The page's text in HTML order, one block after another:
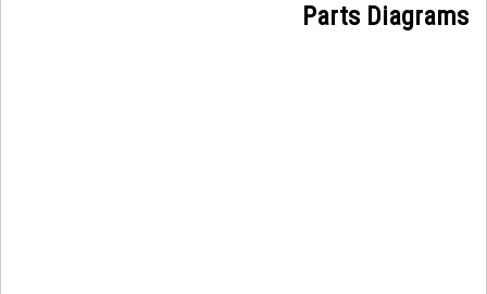
Parts Diagrams